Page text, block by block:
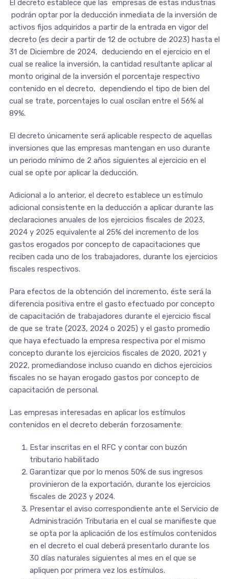
El decreto establece que las empresas de estas industrias
podrán optar por la deducción inmediata de la inversión de
activos fijos adquiridos a partir de la entrada en vigor del
decreto (es decir a partir de 12 de octubre de 2023) hasta el
31 de Diciembre de 2024, deduciendo en el ejercicio en el
cual se realice la inversión, la cantidad resultante aplicar al
monto original de la inversión el porcentaje respectivo
contenido en el decreto, dependiendo el tipo de bien del
cual se trate, porcentajes lo cual oscilan entre el 56% al
89%.
El decreto únicamente será aplicable respecto de aquellas
inversiones que las empresas mantengan en uso durante
un periodo mínimo de 2 años siguientes al ejercicio en el
cual se opte por aplicar la deducción.
Adicional a lo anterior, el decreto establece un estímulo
adicional consistente en la deducción a aplicar durante las
declaraciones anuales de los ejercicios fiscales de 2023,
2024 y 2025 equivalente al 25% del incremento de los
gastos erogados por concepto de capacitaciones que
reciben cada uno de los trabajadores, durante los ejercicios
fiscales respectivos.
Para efectos de la obtención del incremento, éste será la
diferencia positiva entre el gasto efectuado por concepto
de capacitación de trabajadores durante el ejercicio fiscal
de que se trate (2023, 2024 o 2025) y el gasto promedio
que haya efectuado la empresa respectiva por el mismo
concepto durante los ejercicios fiscales de 2020, 2021 y
2022, promediandose incluso cuando en dichos ejercicios
fiscales no se hayan erogado gastos por concepto de
capacitación de personal.
Las empresas interesadas en aplicar los estímulos
contenidos en el decreto deberán forzosamente:
Estar inscritas en el RFC y contar con buzón
tributario habilitado
Garantizar que por lo menos 50% de sus ingresos
provinieron de la exportación, durante los ejercicios
fiscales de 2023 y 2024.
Presentar el aviso correspondiente ante el Servicio de
Administración Tributaria en el cual se manifieste que
se opta por la aplicación de los estímulos contenidos
en el decreto el cual deberá presentarlo durante los
30 días naturales siguientes al mes en el que se
apliquen por primera vez los estímulos.